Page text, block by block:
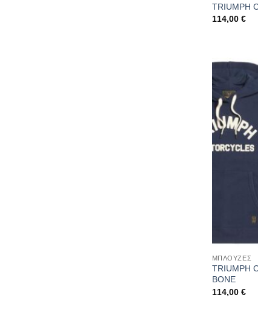
TRIUMPH
114,00 €
ΜΠΛΟΥΖΕΣ
TRIUMPH
BONE
114,00 €